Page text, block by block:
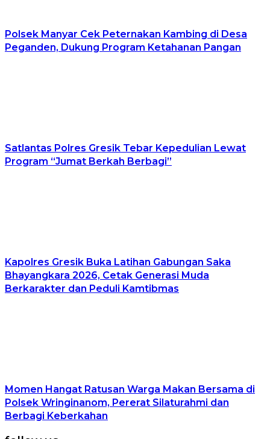
Polsek Manyar Cek Peternakan Kambing di Desa
Peganden, Dukung Program Ketahanan Pangan
Satlantas Polres Gresik Tebar Kepedulian Lewat
Program “Jumat Berkah Berbagi”
Kapolres Gresik Buka Latihan Gabungan Saka
Bhayangkara 2026, Cetak Generasi Muda
Berkarakter dan Peduli Kamtibmas
Momen Hangat Ratusan Warga Makan Bersama di
Polsek Wringinanom, Pererat Silaturahmi dan
Berbagi Keberkahan